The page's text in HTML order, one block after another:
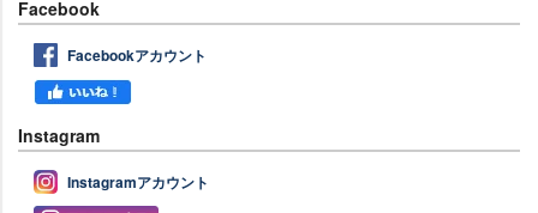
Facebook
Facebookアカウント
Instagram
Instagramアカウント